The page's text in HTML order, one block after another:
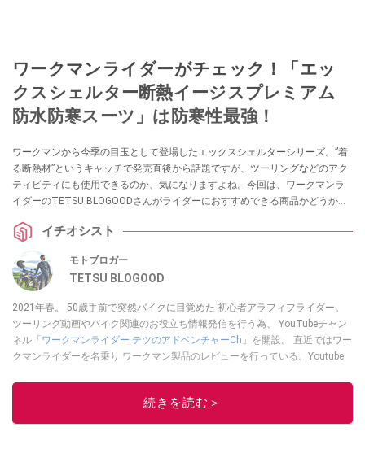
ワークマンライダーがチェック！「エッ
クスシェルター断熱イージスプレミアム
防水防寒スーツ」は防寒性最強！
ワークマンから今季の目玉として登場したエックスシェルターシリーズ。”着
る断熱材”というキャッチで発売直後から話題ですが、ツーリングなどのアク
ティビティにも使用できるのか、気になりますよね。今回は、ワークマンラ
イダーのTETSU BLOGOODさんがライダーにおすすめできる商品かどうかを
みてください。
イチオシスト
モトブロガー
TETSU BLOGOOD
2021年春。 50歳手前で突然バイクに目覚めた 初心者アラフィフライダー。
ツーリング動画やバイク関連のお役立ち情報発信を行う為、 YouTubeチャン
ネル「 ワークマンライダー テツのアドベンチャーCh 」を開設。 直近ではワー
クマンライダーを名乗り ワークマン製品のレビューを行っている。Youtube
このイチオシストの他の記事を読む
続きを読む＞